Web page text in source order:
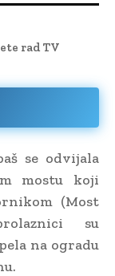
rad TV
se odvijala
mostu koji
(Most
su
na ogradu